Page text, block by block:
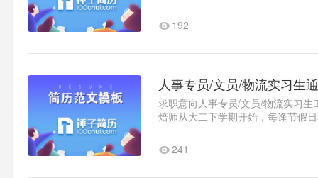
192
人事专员/文员/物流实习生
求职意向人事专员/文员/物流实习
焙师从大二下学期开始，每逢节假
241